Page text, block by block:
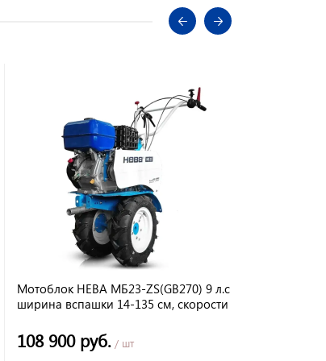
Мотоблок НЕВА МБ23-ZS(GB270) 9 л.с
ширина вспашки 14-135 см, скорости
108 900 руб. / шт